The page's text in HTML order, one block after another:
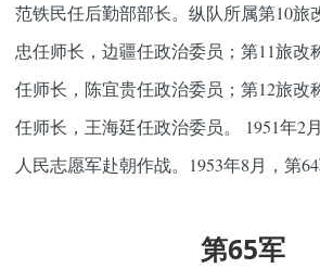
范铁民任后勤部部长。纵队所属第10旅
忠任师长，边疆任政治委员；第11旅改
任师长，陈宜贵任政治委员；第12旅改
任师长，王海廷任政治委员。 1951年2
人民志愿军赴朝作战。1953年8月，第64
第65军